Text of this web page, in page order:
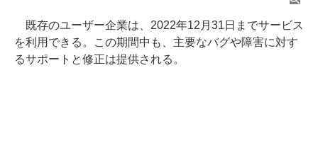
既存のユーザー企業は、2022年12月31日までサービス
を利用できる。この期間中も、主要なバグや障害に対す
るサポートと修正は提供される。